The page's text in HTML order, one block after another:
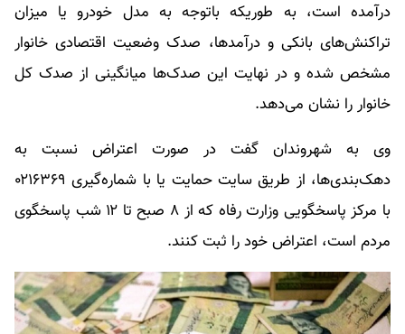
درآمده است، به طوریکه باتوجه به مدل خودرو یا میزان
تراکنش‌های بانکی و درآمدها، صدک وضعیت اقتصادی خانوار
مشخص شده و در نهایت این صدک‌ها میانگینی از صدک کل
خانوار را نشان می‌دهد.
وی به شهروندان گفت در صورت اعتراض نسبت به
دهک‌بندی‌ها، از طریق سایت حمایت یا با شماره‌گیری ۰۲۱۶۳۶۹
با مرکز پاسخگویی وزارت رفاه که از ۸ صبح تا ۱۲ شب پاسخگوی
مردم است، اعتراض خود را ثبت کنند.